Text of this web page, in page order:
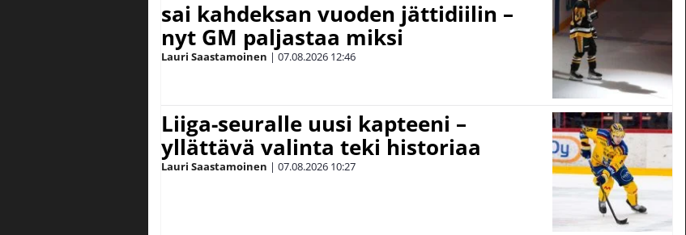
sai kahdeksan vuoden jättidiilin –
nyt GM paljastaa miksi
Lauri Saastamoinen | 07.08.2026 12:46
Liiga-seuralle uusi kapteeni –
yllättävä valinta teki historiaa
Lauri Saastamoinen | 07.08.2026 10:27